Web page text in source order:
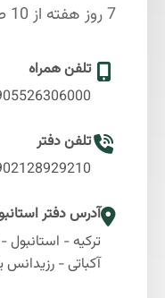
7 روز هفته از 10 صبح تا 10 شب در خدمتیم!
تلفن همراه
تلفن دفتر
آدرس دفتر
ترکیه -
آکباتی - رزیدانس